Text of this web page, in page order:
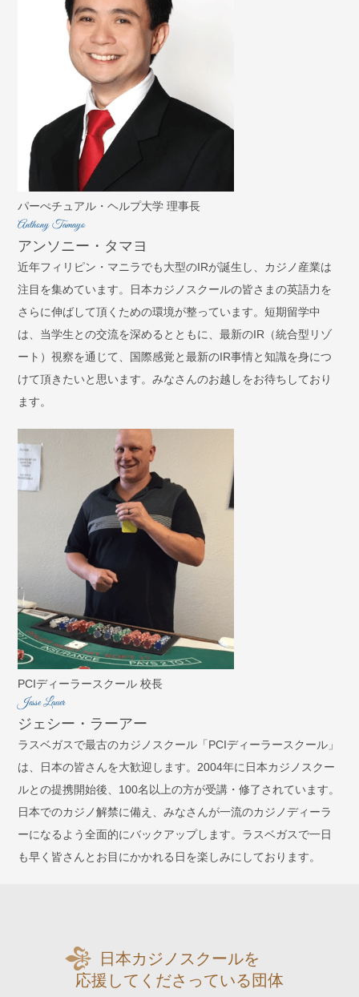
パーぺチュアル・ヘルプ大学 理事長
Anthony Tamayo
アンソニー・タマヨ
近年フィリピン・マニラでも大型のIRが誕生し、カジノ産業は
注目を集めています。日本カジノスクールの皆さまの英語力を
さらに伸ばして頂くための環境が整っています。短期留学中
は、当学生との交流を深めるとともに、最新のIR（統合型リゾ
ート）視察を通じて、国際感覚と最新のIR事情と知識を身につ
けて頂きたいと思います。みなさんのお越しをお待ちしており
ます。
PCIディーラースクール 校長
Jesse Lauer
ジェシー・ラーアー
ラスベガスで最古のカジノスクール「PCIディーラースクール」
は、日本の皆さんを大歓迎します。2004年に日本カジノスクー
ルとの提携開始後、100名以上の方が受講・修了されています。
日本でのカジノ解禁に備え、みなさんが一流のカジノディーラ
ーになるよう全面的にバックアップします。ラスベガスで一日
も早く皆さんとお目にかかれる日を楽しみにしております。
日本カジノスクールを
応援してくださっている団体